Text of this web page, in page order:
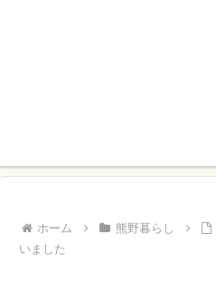
ホーム 熊野暮らし
いました